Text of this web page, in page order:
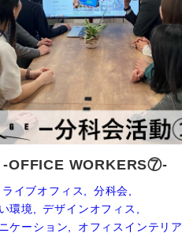
-OFFICE WORKERS⑦-
ライブオフィス
分科会
環境
デザインオフィス
ケーション
オフィスインテリア